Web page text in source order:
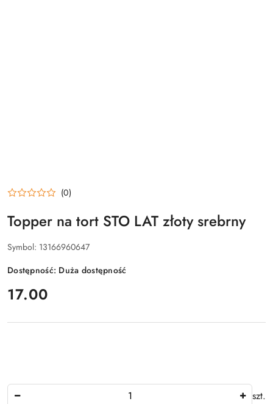
(0)
Topper na tort STO LAT złoty srebrny
Symbol: 13166960647
Dostępność: Duża dostępność
cena:
17.00
szt.